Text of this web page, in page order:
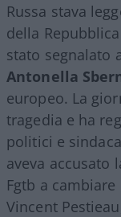
Russa stava
della Repubblica
stato segnalato
Antonella
europeo. La
tragedia e ha
politici e
aveva accusato
Fgtb a
Vincent